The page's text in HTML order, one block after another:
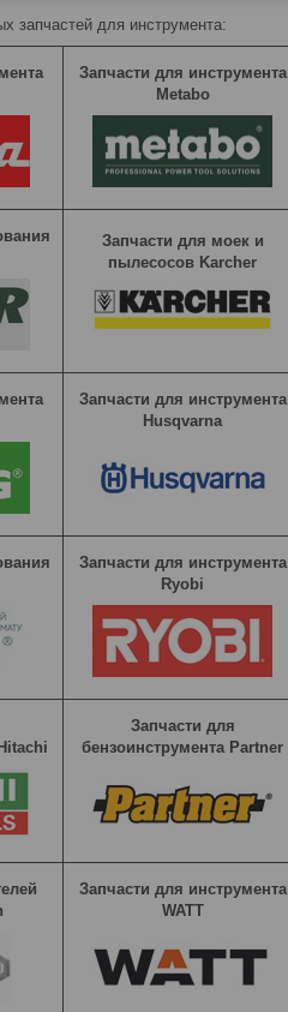
запчастей для инструмента:
Запчасти для инструмента
Metabo
Запчасти для моек и
пылесосов Karcher
Запчасти для инструмента
Husqvarna
Запчасти для инструмента
Ryobi
Запчасти для
бензоинструмента Partner
Запчасти для инструмента
WATT